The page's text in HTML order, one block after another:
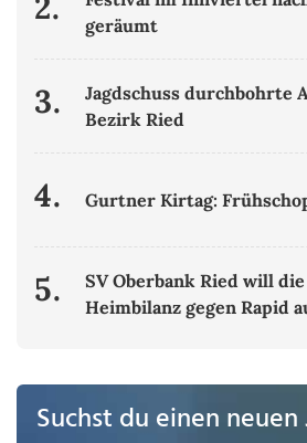
geräumt
3.
Jagdschuss durchbohrte
Bezirk Ried
4. Gurtner Kirtag:
5.
SV Oberbank Ried will
Heimbilanz gegen Rapid
Suchst du einen neuen